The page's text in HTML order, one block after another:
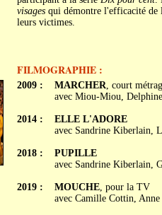
visagesqui démontre l'efficacité de
leurs victimes.
FILMOGRAPHIE :
2009 :
2014 :
2018 :
2019 :
MARCHER, court
avec Miou-Miou,
ELLE L'ADORE
avec Sandrine Kiberlain,
PUPILLE
avec Sandrine Kiberlain,
MOUCHE, pour la TV
avec Camille Cottin,